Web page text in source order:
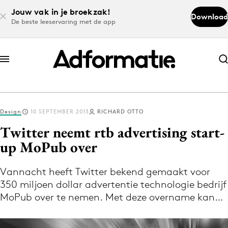
Jouw vak in je broekzak!
De beste leeservaring met de app
Download
Abonneer nu
Abonneer nu
Log in
Volg het laatste nieuws via de Adformatie
Nieuws app
Design 10 SEPTEMBER 2013 RICHARD OTTO
Twitter neemt rtb advertising start-
up MoPub over
Vannacht heeft Twitter bekend gemaakt voor
350 miljoen dollar advertentie technologie bedrijf
MoPub over te nemen. Met deze overname kan…